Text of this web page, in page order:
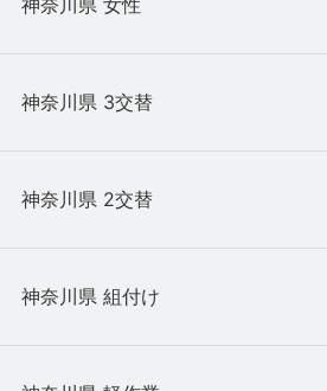
神奈川県 女性
神奈川県 3交替
神奈川県 2交替
神奈川県 組付け